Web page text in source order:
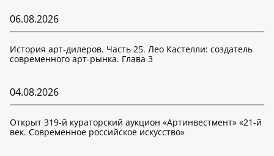
06.08.2026
История арт-дилеров. Часть 25. Лео Кастелли: создатель
современного арт-рынка. Глава 3
04.08.2026
Открыт 319-й кураторский аукцион «Артинвестмент» «21-й
век. Современное российское искусство»